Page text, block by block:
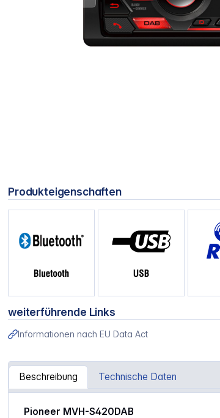
Produkteigenschaften
weiterführende Links
Informationen nach EU Data Act
Beschreibung Technische Daten
Artikelinformationen "Pioneer MVH-S420DAB"
Pioneer MVH-S420DAB